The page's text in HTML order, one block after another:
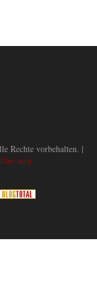
Rechte vorbehalten. |
Über mich